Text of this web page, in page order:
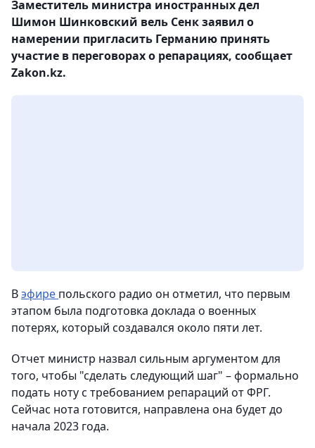
Заместитель министра иностранных дел
Шимон Шинковский вель Сенк заявил о
намерении пригласить Германию принять
участие в переговорах о репарациях, сообщает
Zakon.kz.
Вэфире польского радио он отметил, что первым
этапом была подготовка доклада о военных
потерях, который создавался около пяти лет.
Отчет министр назвал сильным аргументом для
того, чтобы "сделать следующий шаг" – формально
подать ноту с требованием репараций от ФРГ.
Сейчас нота готовится, направлена она будет до
начала 2023 года.